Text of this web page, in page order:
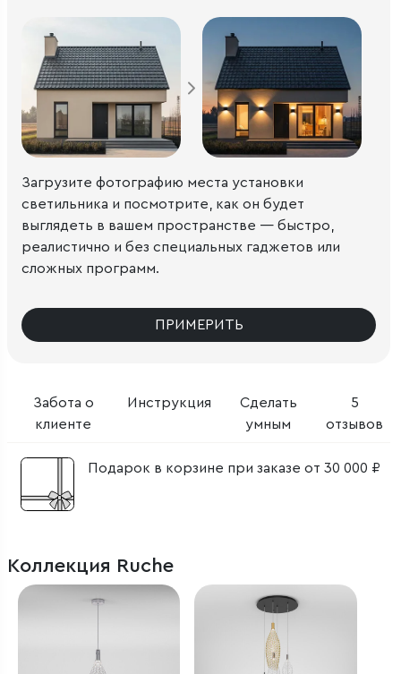
Забота о
клиенте
Инструкция
Сделать
умным
5
отзывов
Подарок в корзине при заказе от 30 000 ₽
Загрузите фотографию места установки
светильника и посмотрите, как он будет
выглядеть в вашем пространстве — быстро,
реалистично и без специальных гаджетов или
сложных программ.
ПРИМЕРИТЬ
Коллекция Ruche